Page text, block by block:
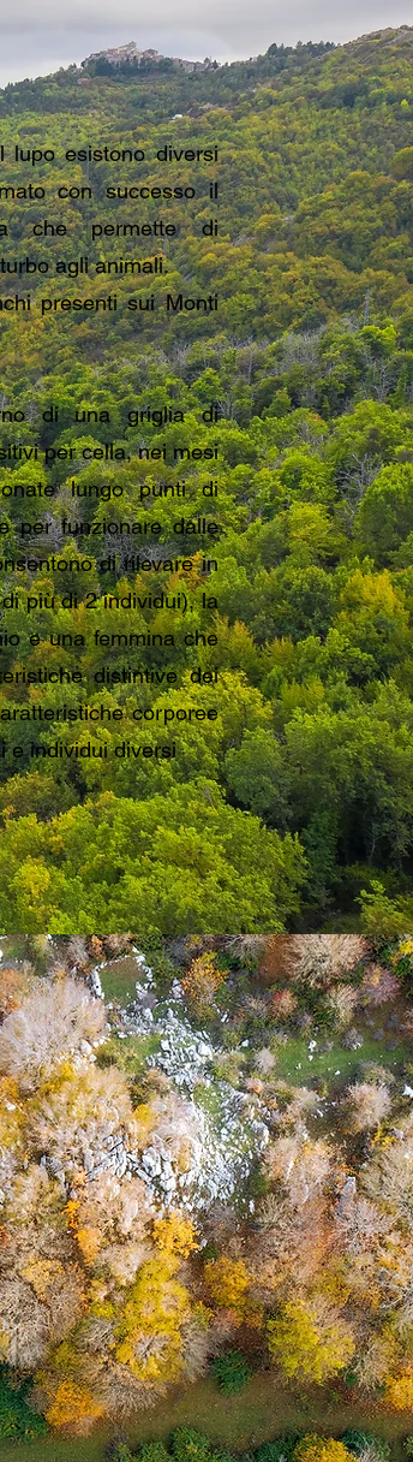
lupo esistono diversi
con successo il
che permette di
agli animali.
presenti sui Monti
di una griglia di
per cella, nei mesi
lungo punti di
per funzionare dalle
di rilevare in
più di 2 individui), la
e una femmina che
distintive dei
corporee
e individui diversi